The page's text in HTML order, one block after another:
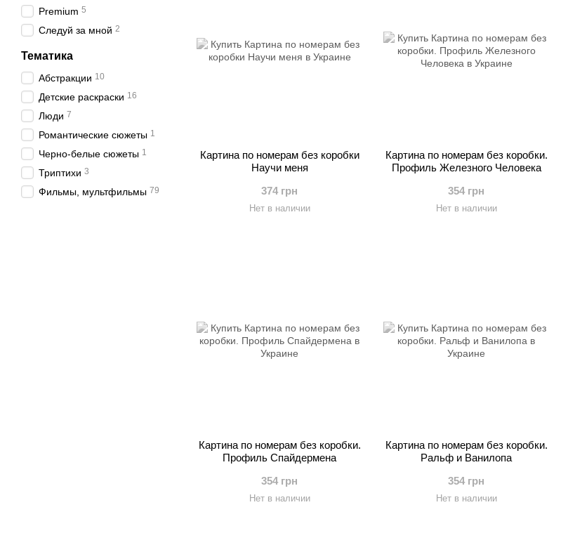
Картина по номерам без коробки
Научи меня
374 грн
Нет в наличии
Картина по номерам без коробки.
Профиль Железного Человека
354 грн
Нет в наличии
Картина по номерам без коробки.
Профиль Спайдермена
354 грн
Нет в наличии
Картина по номерам без коробки.
Ральф и Ванилопа
354 грн
Нет в наличии
Premium 5
Следуй за мной 2
Тематика
Абстракции 10
Детские раскраски 16
Люди 7
Романтические сюжеты 1
Черно-белые сюжеты 1
Триптихи 3
Фильмы, мультфильмы 79